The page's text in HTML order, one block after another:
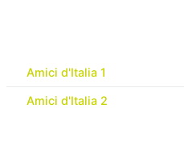
Amici d'Italia 1
Amici d'Italia 2